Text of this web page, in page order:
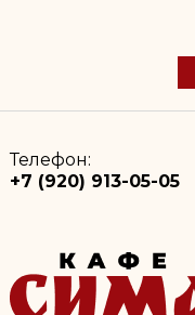
Телефон:
+7 (920) 913-05-05